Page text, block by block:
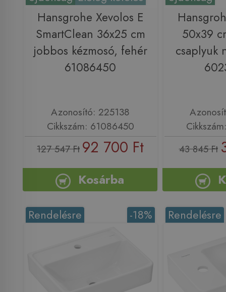
Hansgrohe Xevolos E
SmartClean 36x25 cm
jobbos kézmosó, fehér
61086450
Azonosító: 225138
Cikkszám: 61086450
127 547 Ft 92 700 Ft
Kosárba
50x39
csaplyuk
43 845 Ft
-18%
Rendelésre Rendelésre